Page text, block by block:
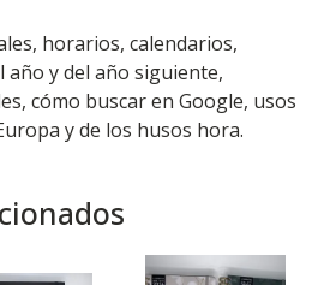
horarios, calendarios,
año y del año siguiente,
cómo buscar en Google, usos
y de los husos hora.